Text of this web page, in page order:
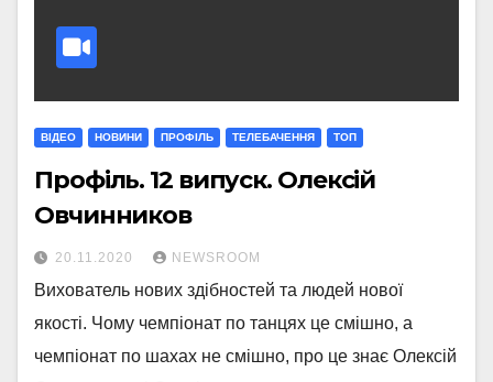
ВІДЕО НОВИНИ ПРОФІЛЬ ТЕЛЕБАЧЕННЯ ТОП
Профіль. 12 випуск. Олексій
Овчинников
20.11.2020 NEWSROOM
Вихователь нових здібностей та людей нової
якості. Чому чемпіонат по танцях це смішно, а
чемпіонат по шахах не смішно, про це знає Олексій